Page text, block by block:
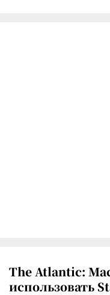
The Atlantic:
использовать